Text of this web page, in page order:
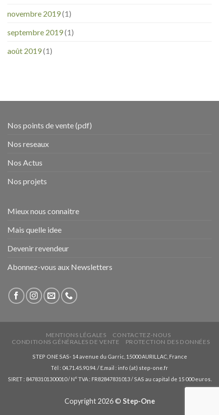
novembre 2019(1)
septembre 2019(1)
août 2019(1)
Nos points de vente (pdf)
Nos reseaux
Nos Actus
Nos projets
Mieux nous connaitre
Mais quelle idee
Devenir revendeur
Abonnez-vous aux Newsletters
MENTIONS LÉGALES
CONTACTEZ-NOUS
CONDITIONS GÉNÉRALES DE VENTE
PROTECTION DES DONNÉES
STEP ONE SAS- 14 avenue du Garric, 15000 AURILLAC, France
Tél : 04.71.45.90.94. / E.mail : info (at) step-one.fr
SIRET : 84783101300010 / N° TVA : FR82847831013 / SAS au capital de 15 000 euros.
Copyright 2026 © Step-One